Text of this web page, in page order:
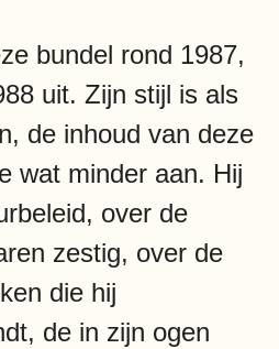
bundel rond 1987,
uit. Zijn stijl is als
de inhoud van deze
wat minder aan. Hij
over de
zestig, over de
die hij
de in zijn ogen